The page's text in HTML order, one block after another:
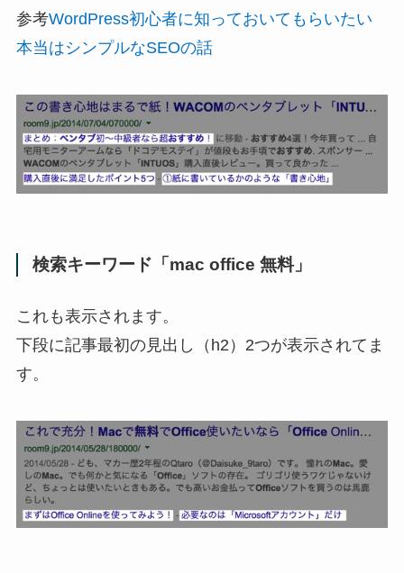
参考WordPress初心者に知っておいてもらいたい
本当はシンプルなSEOの話
検索キーワード「mac office 無料」
これも表示されます。
下段に記事最初の見出し（h2）2つが表示されてま
す。